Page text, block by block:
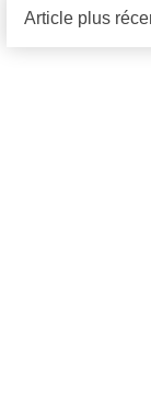
Article plus